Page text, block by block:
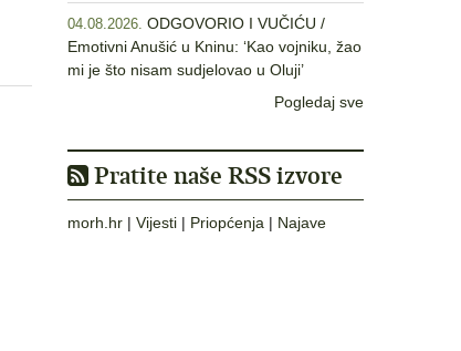
04.08.2026. ODGOVORIO I VUČIĆU /
Emotivni Anušić u Kninu: ‘Kao vojniku, žao
mi je što nisam sudjelovao u Oluji’
Pogledaj sve
Pratite naše RSS izvore
morh.hr | Vijesti | Priopćenja | Najave